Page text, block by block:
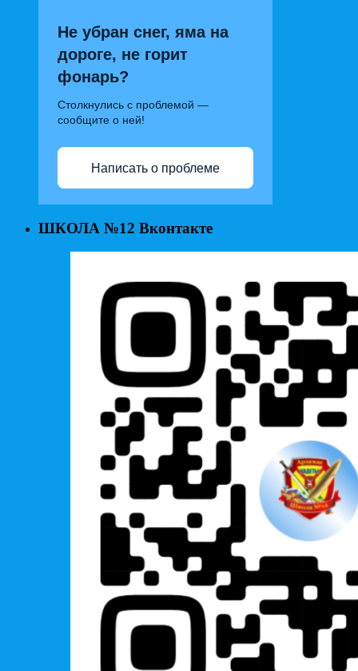
Не убран снег, яма на
дороге, не горит
фонарь?
Столкнулись с проблемой —
сообщите о ней!
Написать о проблеме
ШКОЛА №12 Вконтакте